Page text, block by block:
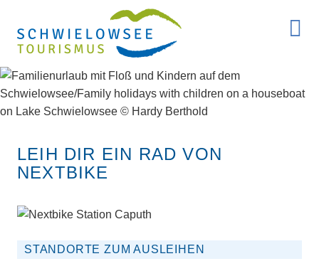
LEIH DIR EIN RAD VON
NEXTBIKE
STANDORTE ZUM AUSLEIHEN